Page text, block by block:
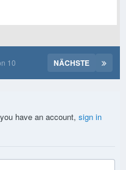
NÄCHSTE
10
have an account, sign in